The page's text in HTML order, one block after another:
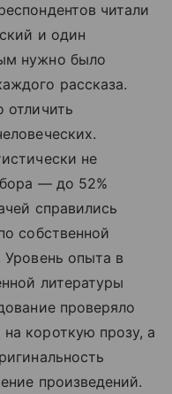
читали
и один
нужно было
рассказа.
отличить
не
— до 52%
справились
собственной
опыта в
литературы
проверяло
короткую прозу, а
произведений.